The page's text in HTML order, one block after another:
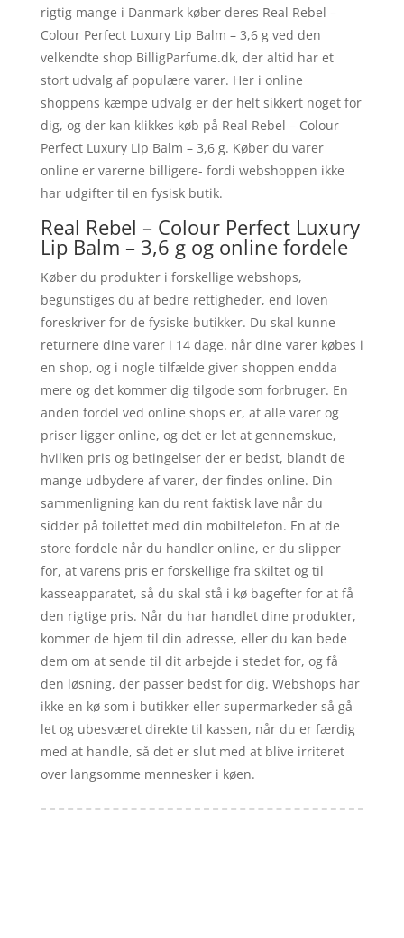
rigtig mange i Danmark køber deres Real Rebel –
Colour Perfect Luxury Lip Balm – 3,6 g ved den
velkendte shop BilligParfume.dk, der altid har et
stort udvalg af populære varer. Her i online
shoppens kæmpe udvalg er der helt sikkert noget for
dig, og der kan klikkes køb på Real Rebel – Colour
Perfect Luxury Lip Balm – 3,6 g. Køber du varer
online er varerne billigere- fordi webshoppen ikke
har udgifter til en fysisk butik.
Real Rebel – Colour Perfect Luxury
Lip Balm – 3,6 g og online fordele
Køber du produkter i forskellige webshops,
begunstiges du af bedre rettigheder, end loven
foreskriver for de fysiske butikker. Du skal kunne
returnere dine varer i 14 dage. når dine varer købes i
en shop, og i nogle tilfælde giver shoppen endda
mere og det kommer dig tilgode som forbruger. En
anden fordel ved online shops er, at alle varer og
priser ligger online, og det er let at gennemskue,
hvilken pris og betingelser der er bedst, blandt de
mange udbydere af varer, der findes online. Din
sammenligning kan du rent faktisk lave når du
sidder på toilettet med din mobiltelefon. En af de
store fordele når du handler online, er du slipper
for, at varens pris er forskellige fra skiltet og til
kasseapparatet, så du skal stå i kø bagefter for at få
den rigtige pris. Når du har handlet dine produkter,
kommer de hjem til din adresse, eller du kan bede
dem om at sende til dit arbejde i stedet for, og få
den løsning, der passer bedst for dig. Webshops har
ikke en kø som i butikker eller supermarkeder så gå
let og ubesværet direkte til kassen, når du er færdig
med at handle, så det er slut med at blive irriteret
over langsomme mennesker i køen.